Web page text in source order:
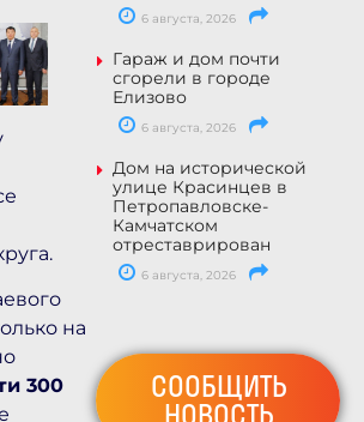
на
300
6 августа, 2026
Гараж и дом почти
сгорели в городе
Елизово
6 августа, 2026
Дом на исторической
улице Красинцев в
Петропавловске-
Камчатском
отреставрирован
6 августа, 2026
СООБЩИТЬ
НОВОСТЬ